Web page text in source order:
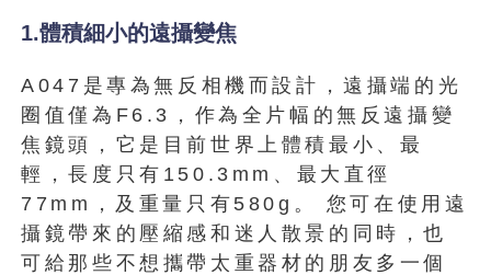
1.體積細小的遠攝變焦
A047是專為無反相機而設計，遠攝端的光
圈值僅為F6.3，作為全片幅的無反遠攝變
焦鏡頭，它是目前世界上體積最小、最
輕，長度只有150.3mm、最大直徑
77mm，及重量只有580g。 您可在使用遠
攝鏡帶來的壓縮感和迷人散景的同時，也
可給那些不想攜帶太重器材的朋友多一個